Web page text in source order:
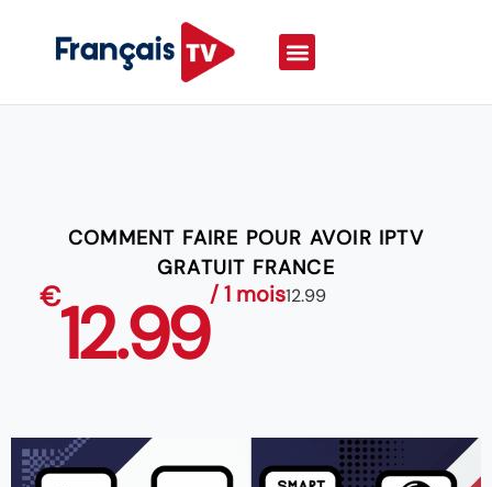
COMMENT FAIRE POUR AVOIR IPTV
GRATUIT FRANCE
€12.99/ 1 mois12.99